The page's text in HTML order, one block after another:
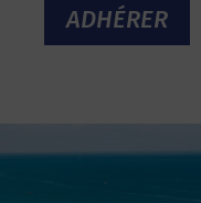
ADHÉRER